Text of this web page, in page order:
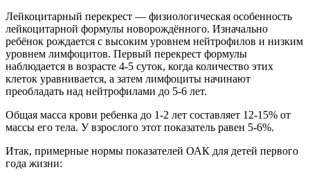
Лейкоцитарный перекрест — физиологическая особенность
лейкоцитарной формулы новорождённого. Изначально
ребёнок рождается с высоким уровнем нейтрофилов и низким
уровнем лимфоцитов. Первый перекрест формулы
наблюдается в возрасте 4-5 суток, когда количество этих
клеток уравнивается, а затем лимфоциты начинают
преобладать над нейтрофилами до 5-6 лет.
Общая масса крови ребенка до 1-2 лет составляет 12-15% от
массы его тела. У взрослого этот показатель равен 5-6%.
Итак, примерные нормы показателей ОАК для детей первого
года жизни: